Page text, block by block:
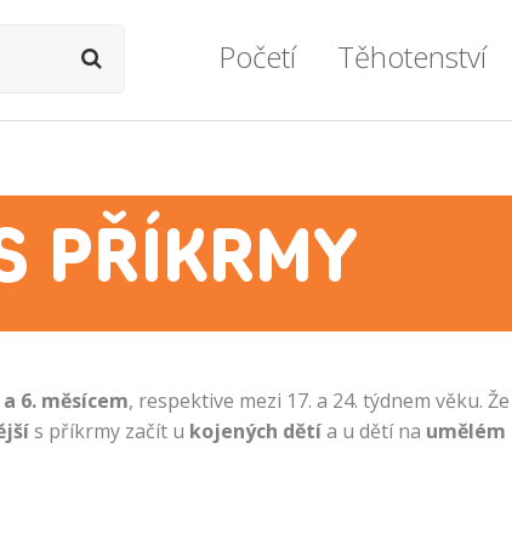
Početí
Ovulace
Vše o plodnosti
Lékařské okénko
Těhotenství
Průvodce
Zdravotní potíže
PŘÍKRMY
6. měsícem, respektive mezi 17. a 24. týdnem věku.
s příkrmy začít u kojených dětía u dětí na umělém